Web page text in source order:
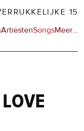
15
ArtiestenSongsMeerop
…